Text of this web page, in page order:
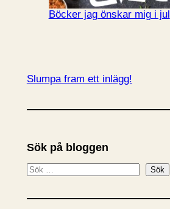
Böcker jag önskar mig i jul
Slumpa fram ett inlägg!
Sök på bloggen
S
k
Sök